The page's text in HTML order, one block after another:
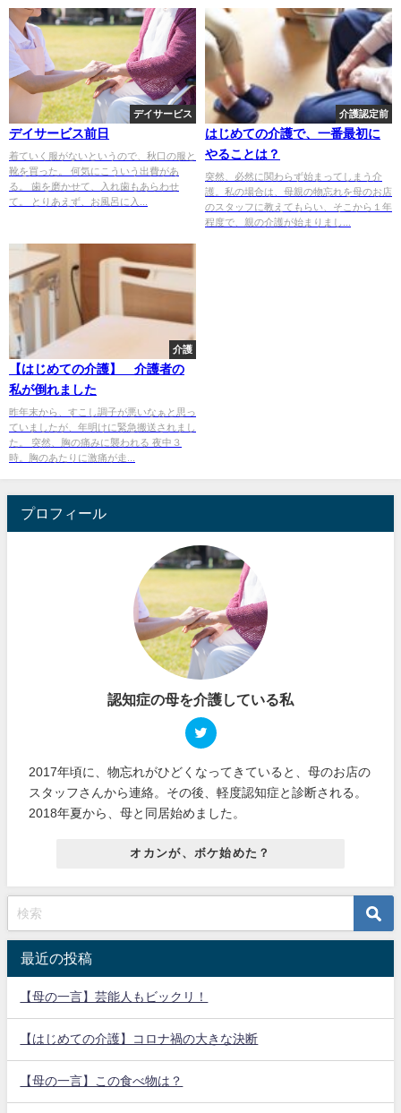
デイサービス
デイサービス前日
着ていく服がないというので、秋口の服と
靴を買った。 何気にこういう出費があ
る。 歯を磨かせて、入れ歯もあらわせ
て。 とりあえず、お風呂に入...
介護認定前
はじめての介護で、一番最初に
やることは？
突然、必然に関わらず始まってしまう介
護。私の場合は、母親の物忘れを母のお店
のスタッフに教えてもらい、そこから１年
程度で、親の介護が始まりまし...
介護
【はじめての介護】 介護者の
私が倒れました
昨年末から、すこし調子が悪いなぁと思っ
ていましたが、年明けに緊急搬送されまし
た。 突然、胸の痛みに襲われる 夜中３
時。胸のあたりに激痛が走...
プロフィール
認知症の母を介護している私
2017年頃に、物忘れがひどくなってきていると、母のお店の
スタッフさんから連絡。その後、軽度認知症と診断される。
2018年夏から、母と同居始めました。
オカンが、ボケ始めた？
最近の投稿
【母の一言】芸能人もビックリ！
【はじめての介護】コロナ禍の大きな決断
【母の一言】この食べ物は？